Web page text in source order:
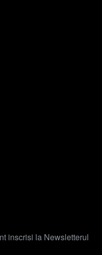
inscrisi la Newsletterul